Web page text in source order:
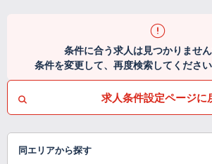
条件に合う求人は見つかりません
条件を変更して、再度検索してください
求人条件設定ページに
同エリアから探す